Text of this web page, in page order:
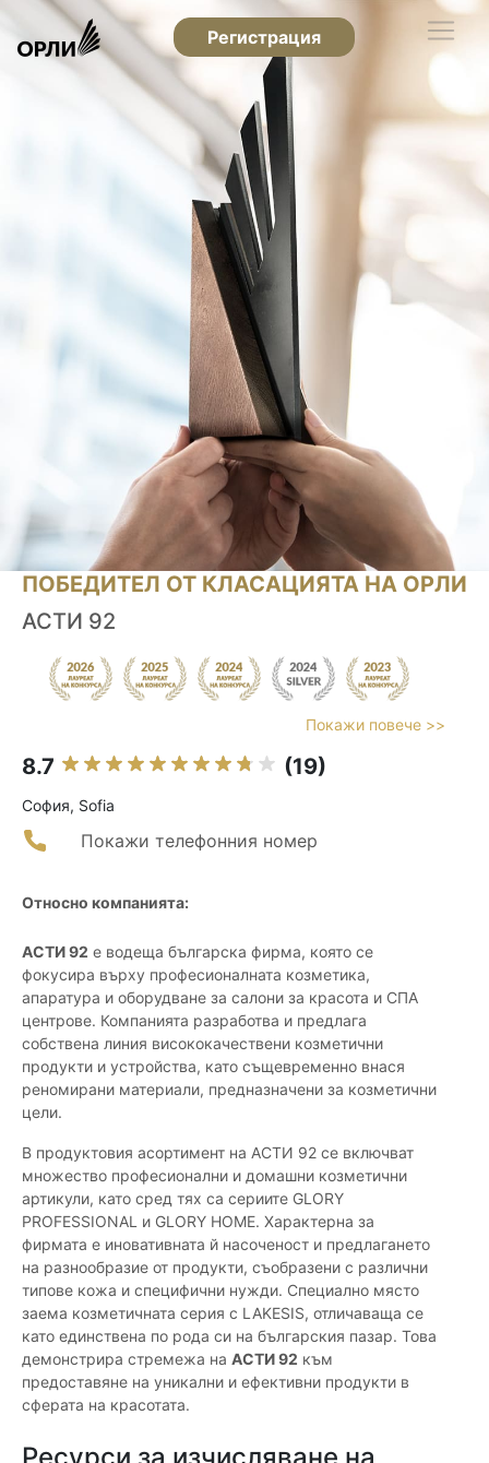
Регистрация
ПОБЕДИТЕЛ ОТ КЛАСАЦИЯТА НА ОРЛИ
АСТИ 92
Покажи повече >>
8.7 (19)
София, Sofia
Покажи телефонния номер
Относно компанията:
АСТИ 92 е водеща българска фирма, която се
фокусира върху професионалната козметика,
апаратура и оборудване за салони за красота и СПА
центрове. Компанията разработва и предлага
собствена линия висококачествени козметични
продукти и устройства, като същевременно внася
реномирани материали, предназначени за козметични
цели.
В продуктовия асортимент на АСТИ 92 се включват
множество професионални и домашни козметични
артикули, като сред тях са сериите GLORY
PROFESSIONAL и GLORY HOME. Характерна за
фирмата е иновативната й насоченост и предлагането
на разнообразие от продукти, съобразени с различни
типове кожа и специфични нужди. Специално място
заема козметичната серия с LAKESIS, отличаваща се
като единствена по рода си на българския пазар. Това
демонстрира стремежа на АСТИ 92 към
предоставяне на уникални и ефективни продукти в
сферата на красотата.